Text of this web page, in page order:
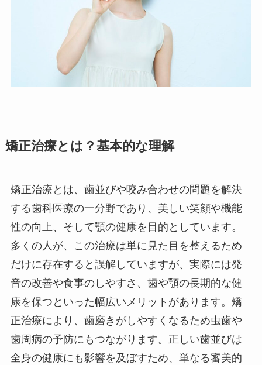
矯正治療とは？基本的な理解
矯正治療とは、歯並びや咬み合わせの問題を解決
する歯科医療の一分野であり、美しい笑顔や機能
性の向上、そして顎の健康を目的としています。
多くの人が、この治療は単に見た目を整えるため
だけに存在すると誤解していますが、実際には発
音の改善や食事のしやすさ、歯や顎の長期的な健
康を保つといった幅広いメリットがあります。矯
正治療により、歯磨きがしやすくなるため虫歯や
歯周病の予防にもつながります。正しい歯並びは
全身の健康にも影響を及ぼすため、単なる審美的